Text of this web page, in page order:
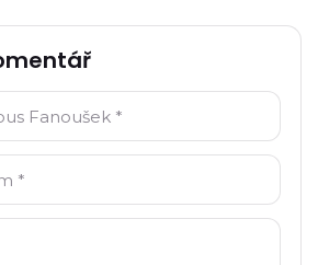
will have to face their enemy in a race
previous adventures.